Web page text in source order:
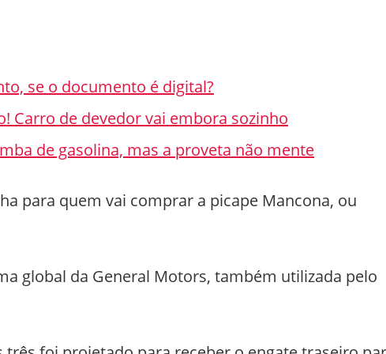
se o documento é digital?
Carro de devedor vai embora sozinho
de gasolina, mas a proveta não mente
para quem vai comprar a picape Mancona, ou
global da General Motors, também utilizada pelo